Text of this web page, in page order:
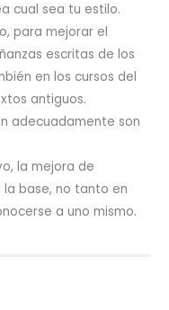
cual sea tu estilo.
para mejorar el
escritas de los
en los cursos del
antiguos.
adecuadamente son
la mejora de
base, no tanto en
a uno mismo.